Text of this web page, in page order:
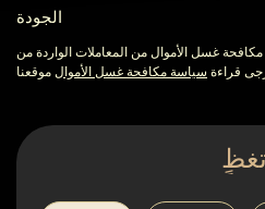
آراء
اف?نالٍل
الجودة
غسل الأموال من المعاملات الواردة من
قراءة سياسة مكافحة غسل الأموال موقعنا
تغظٍ